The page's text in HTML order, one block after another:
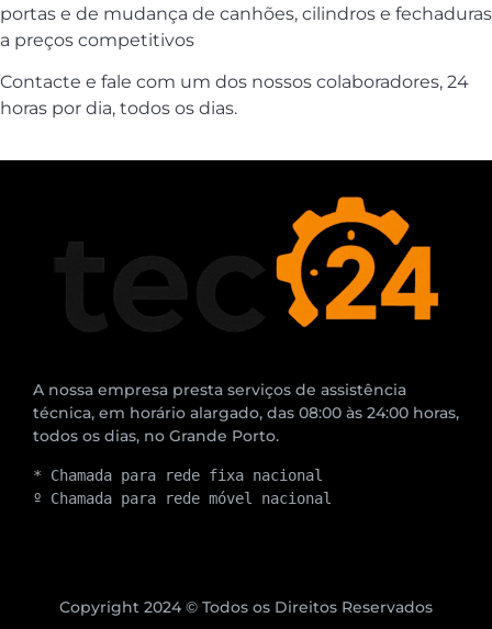
portas e de mudança de canhões, cilindros e fechaduras
a preços competitivos
Contacte e fale com um dos nossos colaboradores, 24
horas por dia, todos os dias.
A nossa empresa presta serviços de assistência
técnica, em horário alargado, das 08:00 às 24:00 horas,
todos os dias, no Grande Porto.
* Chamada para rede fixa nacional
º Chamada para rede móvel nacional
Copyright 2024 © Todos os Direitos Reservados